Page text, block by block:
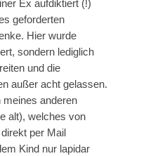
Ex aufdiktiert (!)
geforderten
Hier wurde
sondern lediglich
und die
außer acht gelassen.
meines anderen
alt), welches von
per Mail
Kind nur lapidar